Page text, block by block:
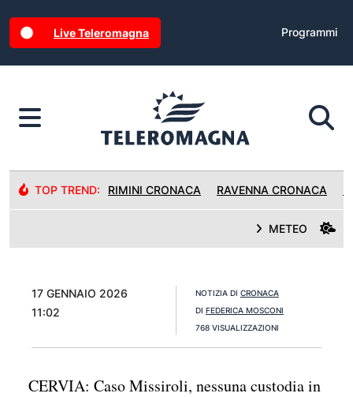
Live Teleromagna Programmi
TOP TREND: RIMINI CRONACA RAVENNA CRONACA
METEO
17 GENNAIO 2026
11:02
NOTIZIA DI CRONACA
DI FEDERICA MOSCONI
768 VISUALIZZAZIONI
CERVIA: Caso Missiroli, nessuna custodia in